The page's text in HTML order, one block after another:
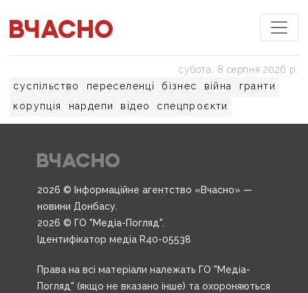
суспільство переселенці бізнес війна
гранти
корупція
нардепи відео спецпроєкти
субота, 8 серпня 2026 р.
2026 © Інформаційне агентство «Вчасно» —
новини Донбасу.
2026 © ГО "Медіа-Погляд".
Ідентифікатор медіа R40-05538
Права на всі матеріали належать ГО "Медіа-
Погляд" (якщо не вказано інше) та охороняються